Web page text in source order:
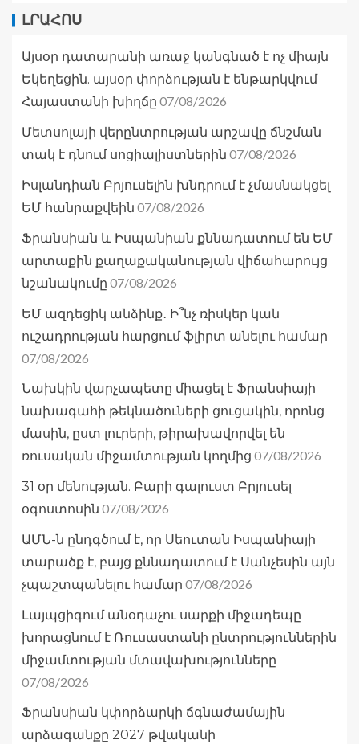
ԼՐԱՀՈՍ
Այսօր դատարանի առաջ կանգնած է ոչ միայն
Եկեղեցին. այսօր փորձության է ենթարկվում
Հայաստանի խիղճը 07/08/2026
Մետսոլայի վերընտրության արշավը ճնշման
տակ է դնում սոցիալիստներին 07/08/2026
Իսլանդիան Բրյուսելին խնդրում է չմասնակցել
ԵՄ հանրաքվեին 07/08/2026
Ֆրանսիան և Իսպանիան քննադատում են ԵՄ
արտաքին քաղաքականության վիճահարույց
նշանակումը 07/08/2026
ԵՄ ազդեցիկ անձինք․ Ի՞նչ ռիսկեր կան
ուշադրության հարցում ֆլիրտ անելու համար
07/08/2026
Նախկին վարչապետը միացել է Ֆրանսիայի
նախագահի թեկնածուների ցուցակին, որոնց
մասին, ըստ լուրերի, թիրախավորվել են
ռուսական միջամտության կողմից 07/08/2026
31 օր մենության. Բարի գալուստ Բրյուսել
օգոստոսին 07/08/2026
ԱՄՆ-ն ընդգծում է, որ Սեուտան Իսպանիայի
տարածք է, բայց քննադատում է Սանչեսին այն
չպաշտպանելու համար 07/08/2026
Լայպցիգում անօդաչու սարքի միջադեպը
խորացնում է Ռուսաստանի ընտրություններին
միջամտության մտավախությունները
07/08/2026
Ֆրանսիան կփորձարկի ճգնաժամային
արձագանքը 2027 թվականի